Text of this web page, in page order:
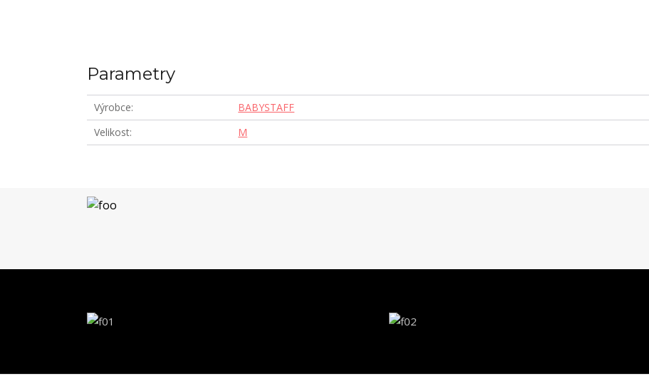
Parametry
Výrobce
BABYSTAFF
Velikost
M